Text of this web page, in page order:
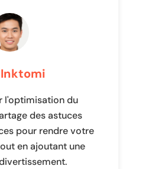
Inktomi
l'optimisation du
des astuces
pour rendre votre
en ajoutant une